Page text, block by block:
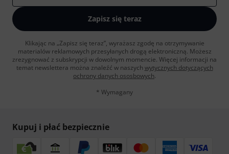
Zapisz się teraz
Klikając na „Zapisz się teraz”, wyrażasz zgodę na otrzymywanie
materialów reklamowych przesyłanych drogą elektroniczną. Możesz
zrezygnować z subskrypcji w dowolnym momencie. Więcej informacji na
temat newslettera można znaleźć w naszych wytycznych dotyczących
ochrony danych ososbowych.
* Wymagany
Kupuj i płać bezpiecznie